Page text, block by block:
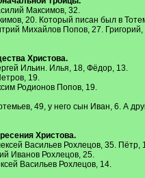
Максимов, 32.
20. Который писан был в
Михайлов Попов, 27. Григорий,
Христова.
Ильин. Илья, 18, Фёдор, 13.
19.
Родионов Попов, 19.
49, у него сын Иван, 6. А
Христова.
Васильев Рохлецов, 35. Пётр,
Иванов Рохлецов, 25.
Васильев Рохлецов, 14.